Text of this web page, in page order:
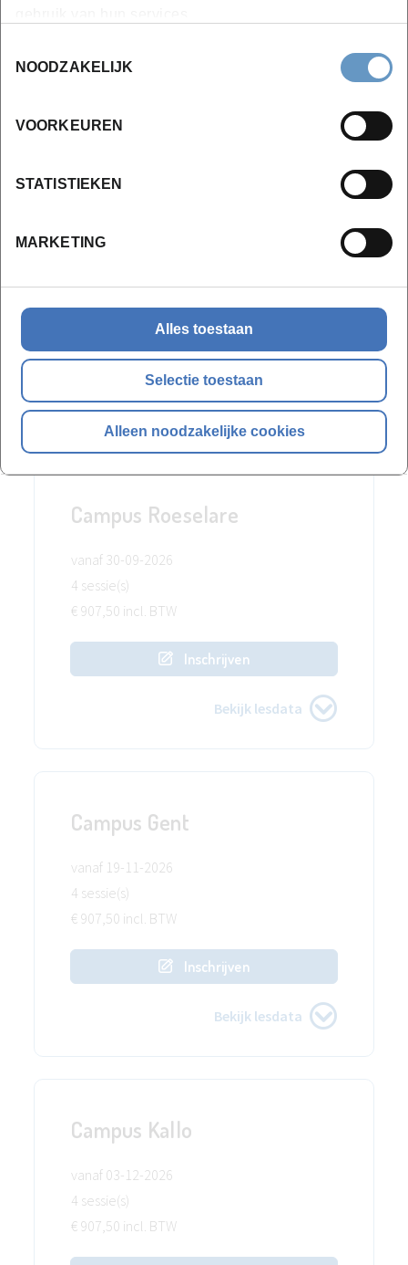
NOODZAKELIJK
VOORKEUREN
STATISTIEKEN
MARKETING
Alles toestaan
Selectie toestaan
Alleen noodzakelijke cookies
Locaties en data
vanaf 25-08-2026
€ 907,50 incl. BTW
Inschrijven
Bekijk lesdata
Campus Roeselare
vanaf 30-09-2026
4 sessie(s)
€ 907,50 incl. BTW
Inschrijven
Bekijk lesdata
Campus Gent
vanaf 19-11-2026
4 sessie(s)
€ 907,50 incl. BTW
Inschrijven
Bekijk lesdata
Campus Kallo
vanaf 03-12-2026
4 sessie(s)
€ 907,50 incl. BTW